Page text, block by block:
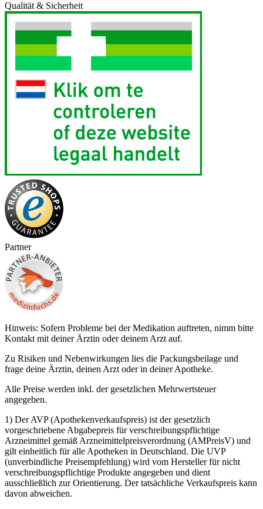
Qualität & Sicherheit
Partner
Hinweis: Sofern Probleme bei der Medikation auftreten, nimm bitte
Kontakt mit deiner Ärztin oder deinem Arzt auf.
Zu Risiken und Nebenwirkungen lies die Packungsbeilage und
frage deine Ärztin, deinen Arzt oder in deiner Apotheke.
Alle Preise werden inkl. der gesetzlichen Mehrwertsteuer
angegeben.
1) Der AVP (Apothekenverkaufspreis) ist der gesetzlich
vorgeschriebene Abgabepreis für verschreibungspflichtige
Arzneimittel gemäß Arzneimittelpreisverordnung (AMPreisV) und
gilt einheitlich für alle Apotheken in Deutschland. Die UVP
(unverbindliche Preisempfehlung) wird vom Hersteller für nicht
verschreibungspflichtige Produkte angegeben und dient
ausschließlich zur Orientierung. Der tatsächliche Verkaufspreis kann
davon abweichen.